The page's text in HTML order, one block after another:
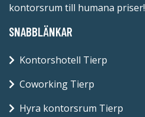
kontorsrum till humana priser!
SNABBLÄNKAR
Kontorshotell Tierp
Coworking Tierp
Hyra kontorsrum Tierp